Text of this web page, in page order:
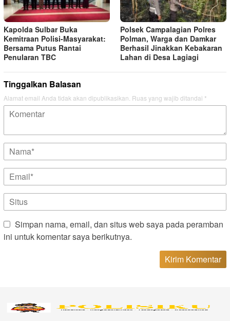
Kapolda Sulbar Buka
Kemitraan Polisi‑Masyarakat:
Bersama Putus Rantai
Penularan TBC
Polsek Campalagian Polres
Polman, Warga dan Damkar
Berhasil Jinakkan Kebakaran
Lahan di Desa Lagiagi
Tinggalkan Balasan
Alamat email Anda tidak akan dipublikasikan. Ruas yang wajib ditandai *
Simpan nama, email, dan situs web saya pada peramban
ini untuk komentar saya berikutnya.